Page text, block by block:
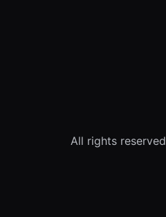
All rights reserved